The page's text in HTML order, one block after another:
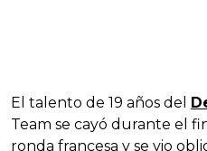
El talento de 19 años del
Team se cayó durante el
ronda francesa y se vio